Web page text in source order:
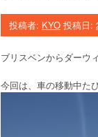
リ
ン
ー
と
投稿者: KYO 投稿日:
ブリスベンからダーウ
今回は、車の移動中た